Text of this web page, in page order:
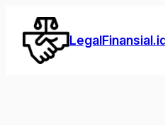
Lewati
konten